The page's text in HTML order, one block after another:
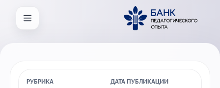
РУБРИКА ДАТА ПУБЛИКАЦИИ